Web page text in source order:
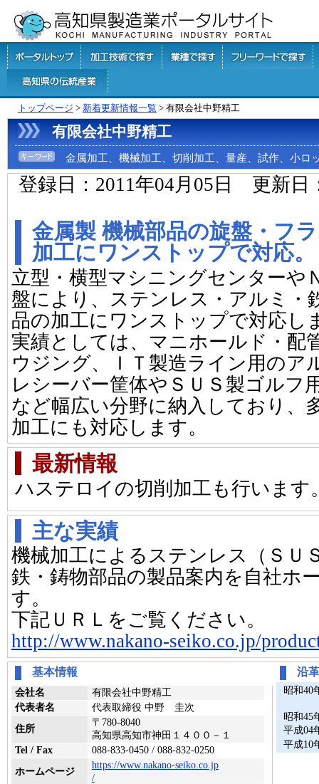
トップページ > 新着更新情報一覧 > 有限会社中野精工
有限会社中野精工
金属加工、機械加工、切削加工、量産、試作、小ロ
登録日：2011年04月05日 更新
金属製 機械部品の旋盤・フ
加工にワンストップで対応。
立型・横型マシニングセンターや
盤により、ステンレス・アルミ・
品の加工にワンストップで対応し
実績としては、マニホールド・配
ウジング、ＩＴ製造ライン用のア
レシーバー筐体やＳＵＳ製ゴルフ
など幅広い分野に納入しており、
加工にも対応します。
最新情報
ハステロイの切削加工も行います
主な実績
機械加工によるステンレス（ＳＵ
鉄・鋳物部品の製品案内を自社ホ
す。
下記ＵＲＬをご覧ください。
http://www.nakano-seiko.co.jp/
基本情報
会社名
有限会社中野精工
代表者名
代表取締役 中野 圭次
住所
〒780-8040
高知県高知市神田１４００－１
Tel / Fax
088-833-0450 / 088-832-0250
ホームページ
https://www.nakano-seiko.co.jp
/
沿
昭和40
昭和45
平成04
平成10